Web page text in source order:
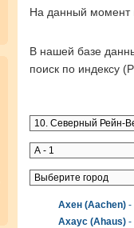
На данный
В нашей базе
поиск по индексу
Ахен (Aachen) -
Ахаус (Ahaus) -